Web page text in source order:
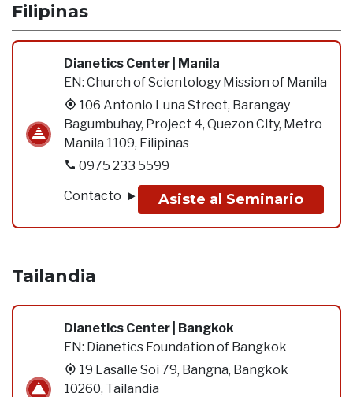
Filipinas
Dianetics Center | Manila
EN: Church of Scientology Mission of Manila
106 Antonio Luna Street, Barangay
Bagumbuhay, Project 4, Quezon City, Metro
Manila 1109, Filipinas
0975 233 5599
Contacto
Asiste al Seminario
Tailandia
Dianetics Center | Bangkok
EN: Dianetics Foundation of Bangkok
19 Lasalle Soi 79, Bangna, Bangkok
10260, Tailandia